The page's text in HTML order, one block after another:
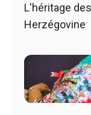
L'héritage
Herzégovine